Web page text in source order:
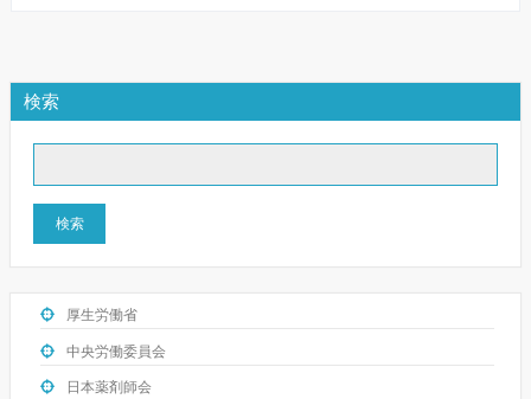
検索
検索
厚生労働省
中央労働委員会
日本薬剤師会